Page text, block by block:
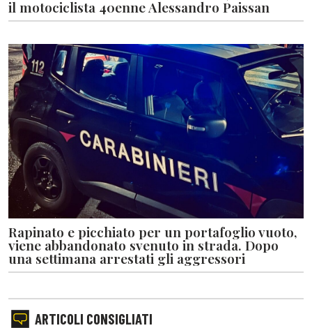
il motociclista 40enne Alessandro Paissan
Rapinato e picchiato per un portafoglio vuoto,
viene abbandonato svenuto in strada. Dopo
una settimana arrestati gli aggressori
ARTICOLI CONSIGLIATI